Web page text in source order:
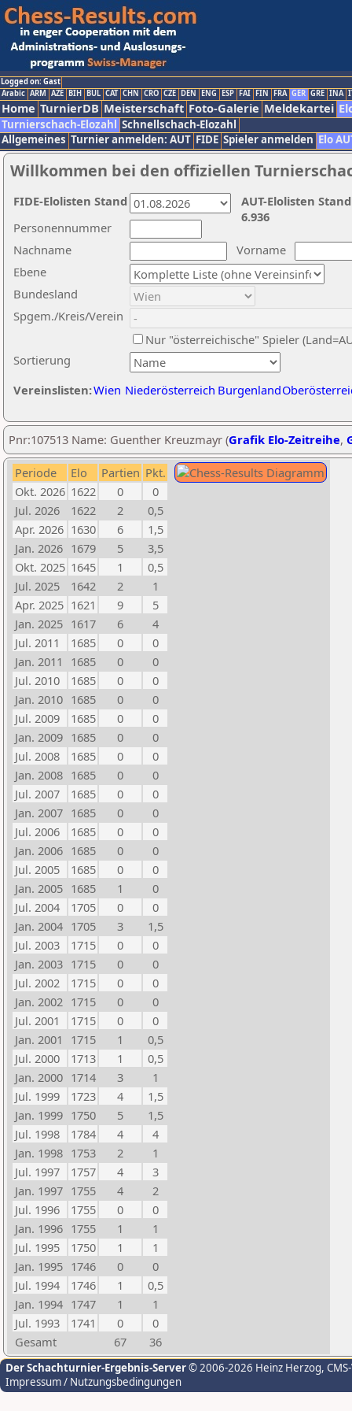
Logged on: Gast
Arabic ARM AZE BIH BUL CAT CHN CRO CZE DEN ENG ESP FAI FIN FRA GER GRE INA
Home TurnierDB Meisterschaft Foto-Galerie Meldekartei
Turnierschach-Elozahl Schnellschach-Elozahl
Allgemeines Turnier anmelden: AUT FIDE Spieler anmelden Elo
Willkommen bei den offiziellen
Nachname
Vorname
Ebene
Sortierung
Personennummer
Bundesland
Spgem./Kreis/Verein
Nur "österreichische" Spieler
Vereinslisten:Wien Niederösterreich Burgenland
AUT-Elolisten
6.936
FIDE-Elolisten Stand
Pnr:107513 Name: Guenther Kreuzmayr (Grafik Elo-Zeitreihe,
Periode Elo Partien Pkt.
Okt. 2026 1622 0
0
Jul. 2026
1622 2
0,5
Apr. 2026 1630 6
1,5
Jan. 2026 1679 5
3,5
Okt. 2025 1645 1
0,5
Jul. 2025
1642 2
1
Apr. 2025 1621 9
5
Jan. 2025 1617 6
4
Jul. 2011
1685 0
0
Jan. 2011
1685 0
0
Jul. 2010
1685 0
0
Jan. 2010 1685 0
0
Jul. 2009
1685 0
0
Jan. 2009 1685 0
0
Jul. 2008
1685 0
0
Jan. 2008 1685 0
0
Jul. 2007
1685 0
0
Jan. 2007 1685 0
0
Jul. 2006
1685 0
0
Jan. 2006 1685 0
0
Jul. 2005
1685 0
0
Jan. 2005 1685 1
0
Jul. 2004
1705 0
0
Jan. 2004 1705 3
1,5
Jul. 2003
1715 0
0
Jan. 2003 1715 0
0
Jul. 2002
1715 0
0
Jan. 2002 1715 0
0
Jul. 2001
1715 0
0
Jan. 2001
1715 1
0,5
Jul. 2000
1713 1
0,5
Jan. 2000 1714 3
1
Jul. 1999
1723 4
1,5
Jan. 1999 1750 5
1,5
Jul. 1998
1784 4
4
Jan. 1998 1753 2
1
Jul. 1997
1757 4
3
Jan. 1997 1755 4
2
Jul. 1996
1755 0
0
Jan. 1996 1755 1
1
Jul. 1995
1750 1
1
Jan. 1995 1746 0
0
Jul. 1994
1746 1
0,5
Jan. 1994 1747 1
1
Jul. 1993
1741 0
0
Gesamt
67 36
Der Schachturnier-Ergebnis-Server© 2006-2026 Heinz Herzog,
Impressum / Nutzungsbedingungen